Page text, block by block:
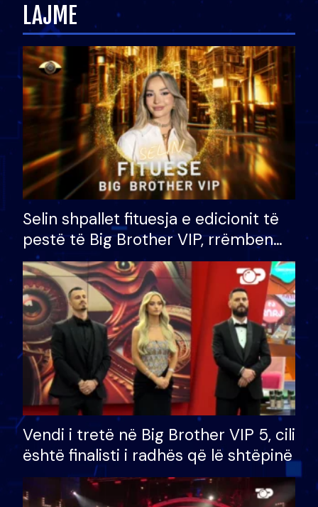
LAJME
Selin shpallet fituesja e edicionit të
pestë të Big Brother VIP, rrëmben
çmimin e madh prej 100 mijë eurosh
Vendi i tretë në Big Brother VIP 5, cili
është finalisti i radhës që lë shtëpinë